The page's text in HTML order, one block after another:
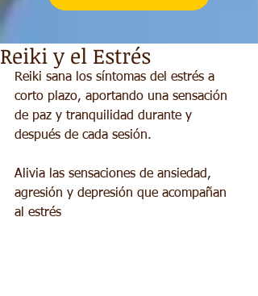
Reiki y el Estrés
Reiki sana los síntomas del estrés a
corto plazo, aportando una sensación
de paz y tranquilidad durante y
después de cada sesión.
Alivia las sensaciones de ansiedad,
agresión y depresión que acompañan
al estrés